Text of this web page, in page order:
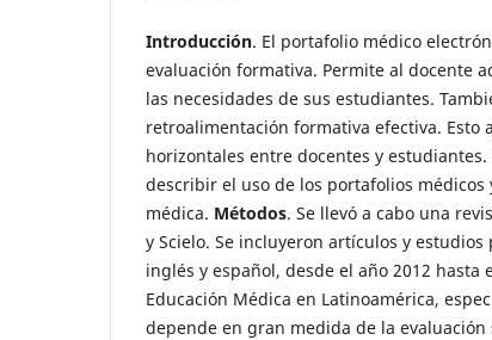
Introducción. El portafolio médico
evaluación formativa. Permite al docente
las necesidades de sus estudiantes.
retroalimentación formativa efectiva. Esto
horizontales entre docentes y
describir el uso de los portafolios
médica. Métodos. Se llevó a cabo una
y Scielo. Se incluyeron artículos y
inglés y español, desde el año 2012 hasta
Educación Médica en Latinoamérica,
depende en gran medida de la